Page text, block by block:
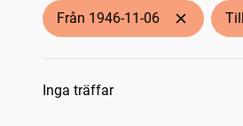
Från 1946-11-06
Sökresultat
Inga träffar